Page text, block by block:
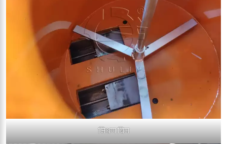
मिश्रण बिन